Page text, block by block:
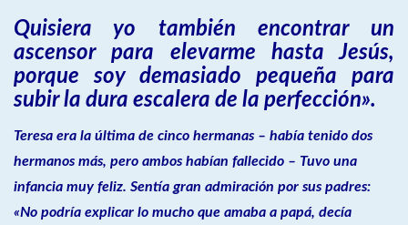
Quisiera yo también encontrar un
ascensor para elevarme hasta Jesús,
porque soy demasiado pequeña para
subir la dura escalera de la perfección».
Teresa era la última de cinco hermanas – había tenido dos
hermanos más, pero ambos habían fallecido – Tuvo una
infancia muy feliz. Sentía gran admiración por sus padres:
«No podría explicar lo mucho que amaba a papá, decía